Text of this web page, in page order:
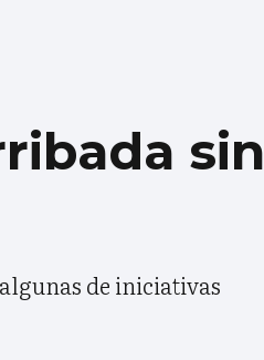
sin
de iniciativas